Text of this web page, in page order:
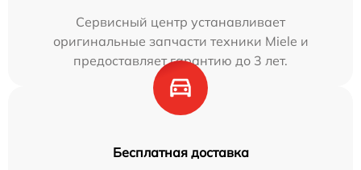
Сервисный центр устанавливает
оригинальные запчасти техники Miele и
предоставляет гарантию до 3 лет.
Бесплатная доставка